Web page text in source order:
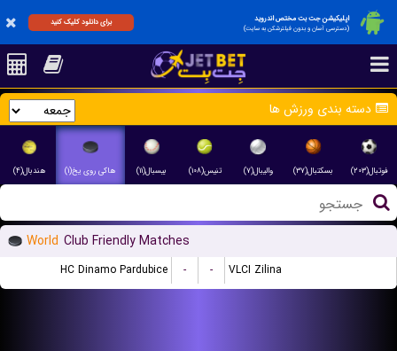
اپلیکیشن جت بت مختص اندروید
(دسترسی آسان و بدون فیلترشکن به سایت)
برای دانلود کلیک کنید
دسته بندی ورزش ها
فوتبال(۲۰۳) بسکتبال(۳۷) والیبال(۷) تنیس(۱۰۸) بیسبال(۱۱) هاکی روی یخ(۱) هندبال(۴)
World Club Friendly Matches
HC Dinamo Pardubice - - VLCI Zilina